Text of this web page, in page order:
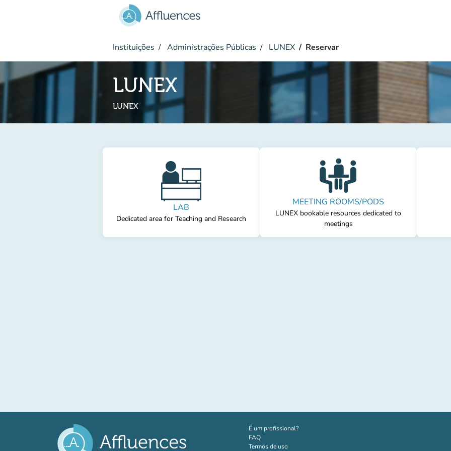
Instituições Administrações Públicas LUNEX Reservar
LUNEX
LUNEX
LAB
Dedicated area for Teaching and Research
MEETING ROOMS/PODS
LUNEX bookable resources dedicated to
meetings
É um profissional?(novo separador)
FAQ
Termos de uso